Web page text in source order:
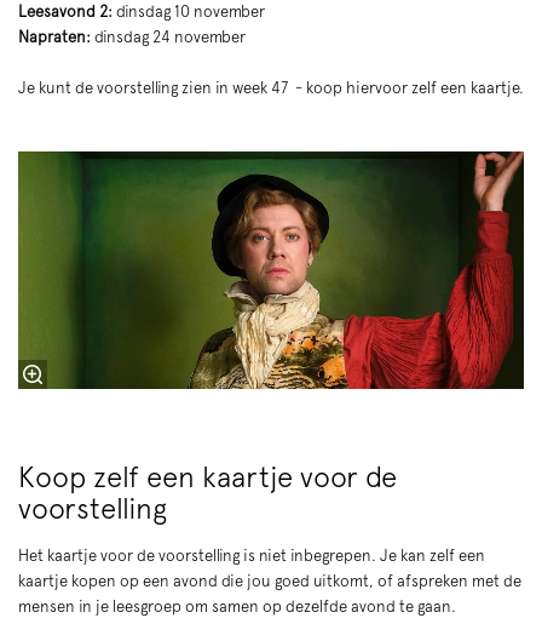
Leesavond 2: dinsdag 10 november
Napraten: dinsdag 24 november
Je kunt de voorstelling zien in week 47 - koop hiervoor zelf een kaartje.
Koop zelf een kaartje voor de
voorstelling
Het kaartje voor de voorstelling is niet inbegrepen. Je kan zelf een
kaartje kopen op een avond die jou goed uitkomt, of afspreken met de
mensen in je leesgroep om samen op dezelfde avond te gaan.